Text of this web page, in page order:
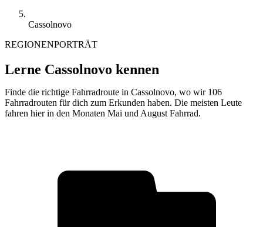
Cassolnovo
REGIONENPORTRÄT
Lerne Cassolnovo kennen
Finde die richtige Fahrradroute in Cassolnovo, wo wir 106
Fahrradrouten für dich zum Erkunden haben. Die meisten Leute
fahren hier in den Monaten Mai und August Fahrrad.